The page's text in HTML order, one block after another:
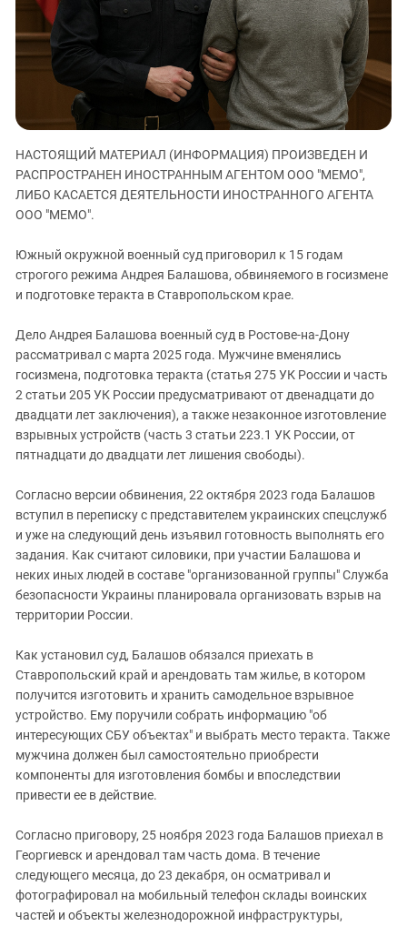
ЗАСТАВЛЯЕТ
КАВКАЗ ЗА ПАЛЕСТИНУ
ИНАКОМЫСЛИЕ В ЧЕЧНЕ
ПРЕСЛЕДОВАНИЕ АКТИВИСТОВ
МОБИЛИЗАЦИЯ И ПРОТЕСТЫ
Дагестан
Ингушетия
Кабардино-Балкария
Калмыкия
Карачаево-Черкесия
Краснодарский край
Российская Федерация
Северная Осетия - Алания
СКФО
Чечня
Южная Осетия
Южный Кавказ
ЮФО
НАСТОЯЩИЙ МАТЕРИАЛ (ИНФОРМАЦИЯ) ПРОИЗВЕДЕН И
РАСПРОСТРАНЕН ИНОСТРАННЫМ АГЕНТОМ ООО "МЕМО",
ЛИБО КАСАЕТСЯ ДЕЯТЕЛЬНОСТИ ИНОСТРАННОГО АГЕНТА
ООО "МЕМО".
Южный окружной военный суд приговорил к 15 годам
строгого режима Андрея Балашова, обвиняемого в госизмене
и подготовке теракта в Ставропольском крае.
Дело Андрея Балашова военный суд в Ростове-на-Дону
рассматривал с марта 2025 года. Мужчине вменялись
госизмена, подготовка теракта (статья 275 УК России и часть
2 статьи 205 УК России предусматривают от двенадцати до
двадцати лет заключения), а также незаконное изготовление
взрывных устройств (часть 3 статьи 223.1 УК России, от
пятнадцати до двадцати лет лишения свободы).
Согласно версии обвинения, 22 октября 2023 года Балашов
вступил в переписку с представителем украинских спецслужб
и уже на следующий день изъявил готовность выполнять его
задания. Как считают силовики, при участии Балашова и
неких иных людей в составе "организованной группы" Служба
безопасности Украины планировала организовать взрыв на
территории России.
Как установил суд, Балашов обязался приехать в
Ставропольский край и арендовать там жилье, в котором
получится изготовить и хранить самодельное взрывное
устройство. Ему поручили собрать информацию "об
интересующих СБУ объектах" и выбрать место теракта. Также
мужчина должен был самостоятельно приобрести
компоненты для изготовления бомбы и впоследствии
привести ее в действие.
Согласно приговору, 25 ноября 2023 года Балашов приехал в
Георгиевск и арендовал там часть дома. В течение
следующего месяца, до 23 декабря, он осматривал и
фотографировал на мобильный телефон склады воинских
частей и объекты железнодорожной инфраструктуры,